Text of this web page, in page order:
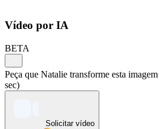
Vídeo por IA
BETA
Peça que Natalie transforme esta
sec)
Solicitar vídeo